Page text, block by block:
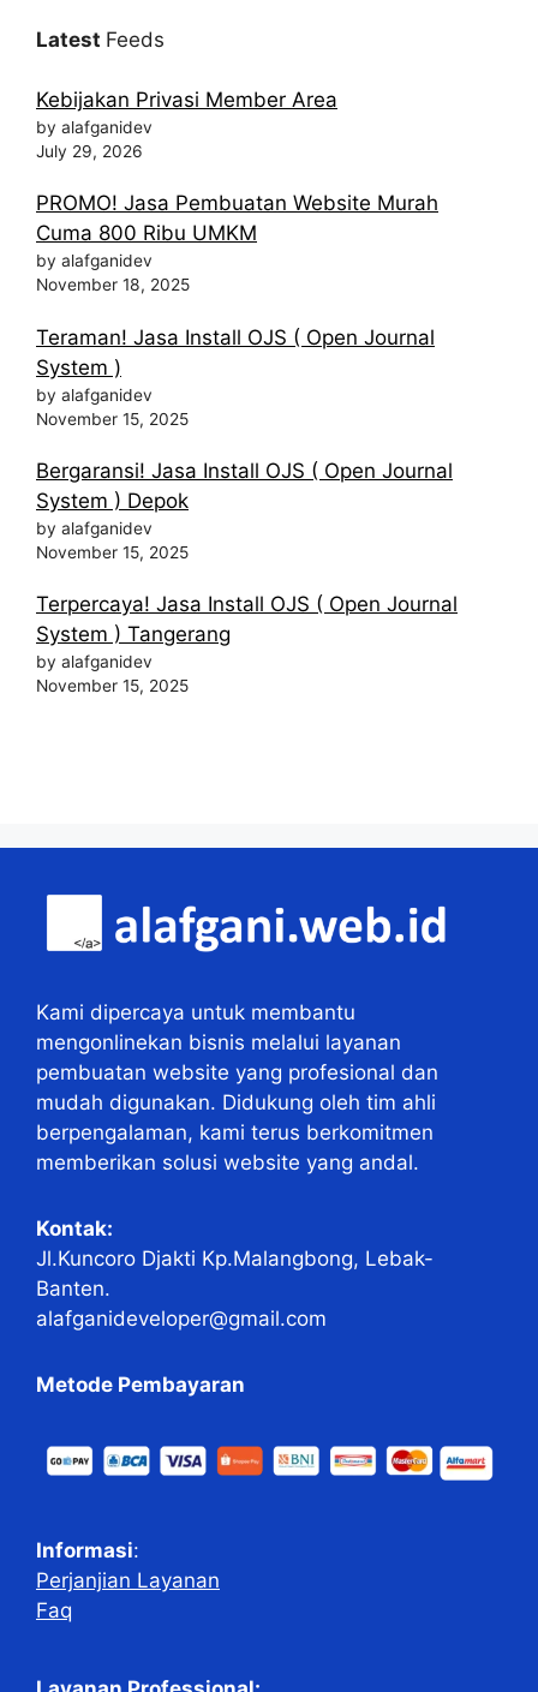
Latest Feeds
Kebijakan Privasi Member Area
by alafganidev
July 29, 2026
PROMO! Jasa Pembuatan Website Murah
Cuma 800 Ribu UMKM
by alafganidev
November 18, 2025
Teraman! Jasa Install OJS ( Open Journal
System )
by alafganidev
November 15, 2025
Bergaransi! Jasa Install OJS ( Open Journal
System ) Depok
by alafganidev
November 15, 2025
Terpercaya! Jasa Install OJS ( Open Journal
System ) Tangerang
by alafganidev
November 15, 2025
Kami dipercaya untuk membantu
mengonlinekan bisnis melalui layanan
pembuatan website yang profesional dan
mudah digunakan. Didukung oleh tim ahli
berpengalaman, kami terus berkomitmen
memberikan solusi website yang andal.
Kontak:
Jl.Kuncoro Djakti Kp.Malangbong, Lebak-
Banten.
alafganideveloper@gmail.com
Metode Pembayaran
Informasi:
Perjanjian Layanan
Faq